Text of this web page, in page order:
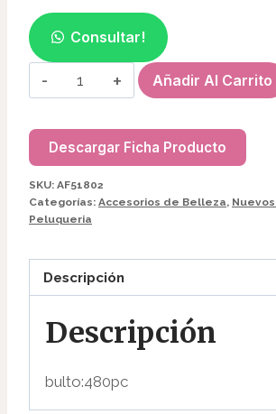
Consultar!
CEPILLO
PLEGABLE
P/
CARTERA
AF51802
cantidad
Añadir Al Carrito
Descargar Ficha Producto
SKU: AF51802
Categorías: Accesorios de Belleza,
Peluqueria
Descripción
Descripción
bulto:480pc